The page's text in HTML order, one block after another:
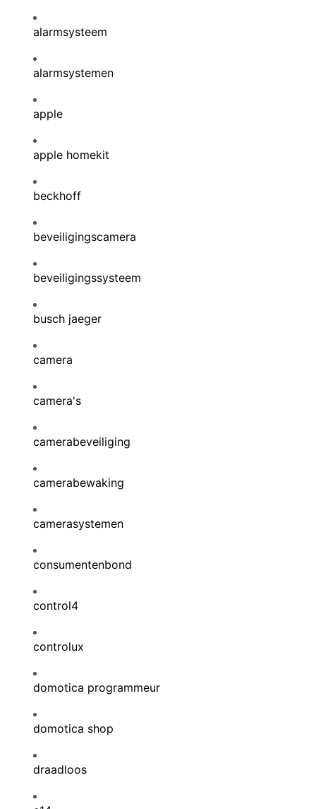
alarmsysteem
alarmsystemen
apple
apple homekit
beckhoff
beveiligingscamera
beveiligingssysteem
busch jaeger
camera
camera's
camerabeveiliging
camerabewaking
camerasystemen
consumentenbond
control4
controlux
domotica programmeur
domotica shop
draadloos